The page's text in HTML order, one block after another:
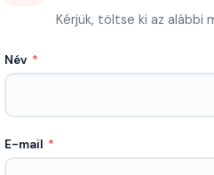
Kérjük, töltse ki az alábbi
Név *
E-mail *